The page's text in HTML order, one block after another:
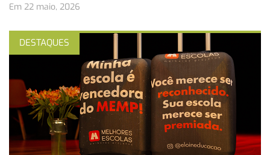
Em 22 maio, 2026
DESTAQUES